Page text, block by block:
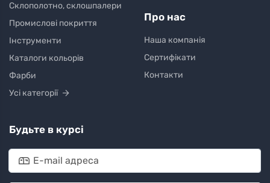
Склополотно, склошпалери
Промислові покриття
Інструменти
Каталоги кольорів
Фарби
Усі категорії
Про нас
Наша компанія
Сертифікати
Контакти
Будьте в курсі